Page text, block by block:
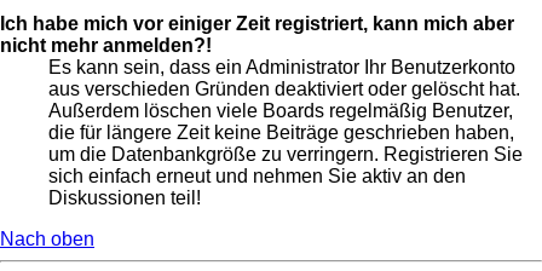
Ich habe mich vor einiger Zeit registriert, kann mich aber
nicht mehr anmelden?!
Es kann sein, dass ein Administrator Ihr Benutzerkonto
aus verschieden Gründen deaktiviert oder gelöscht hat.
Außerdem löschen viele Boards regelmäßig Benutzer,
die für längere Zeit keine Beiträge geschrieben haben,
um die Datenbankgröße zu verringern. Registrieren Sie
sich einfach erneut und nehmen Sie aktiv an den
Diskussionen teil!
Nach oben